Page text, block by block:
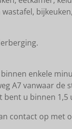
enkele
A7 vanwaar
bent u binnen
contact op met